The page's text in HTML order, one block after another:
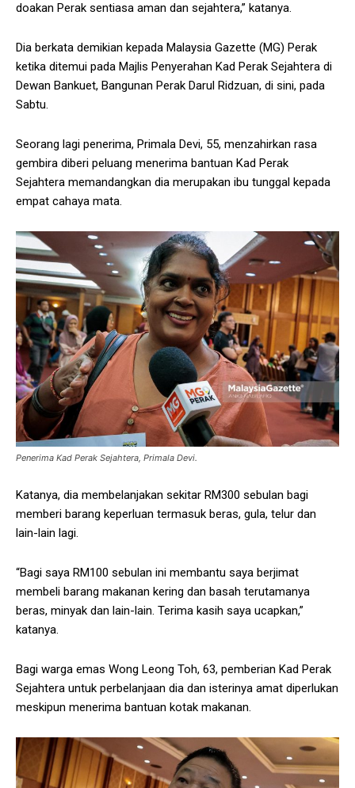
doakan Perak sentiasa aman dan sejahtera,” katanya.
Dia berkata demikian kepada Malaysia Gazette (MG) Perak
ketika ditemui pada Majlis Penyerahan Kad Perak Sejahtera di
Dewan Bankuet, Bangunan Perak Darul Ridzuan, di sini, pada
Sabtu.
Seorang lagi penerima, Primala Devi, 55, menzahirkan rasa
gembira diberi peluang menerima bantuan Kad Perak
Sejahtera memandangkan dia merupakan ibu tunggal kepada
empat cahaya mata.
Penerima Kad Perak Sejahtera, Primala Devi.
Katanya, dia membelanjakan sekitar RM300 sebulan bagi
memberi barang keperluan termasuk beras, gula, telur dan
lain-lain lagi.
“Bagi saya RM100 sebulan ini membantu saya berjimat
membeli barang makanan kering dan basah terutamanya
beras, minyak dan lain-lain. Terima kasih saya ucapkan,”
katanya.
Bagi warga emas Wong Leong Toh, 63, pemberian Kad Perak
Sejahtera untuk perbelanjaan dia dan isterinya amat diperlukan
meskipun menerima bantuan kotak makanan.